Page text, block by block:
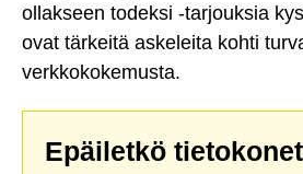
ollakseen todeksi -tarjouksia
ovat tärkeitä askeleita kohti
verkkokokemusta.
Epäiletkö